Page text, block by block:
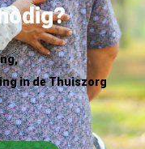
in de Thuiszorg